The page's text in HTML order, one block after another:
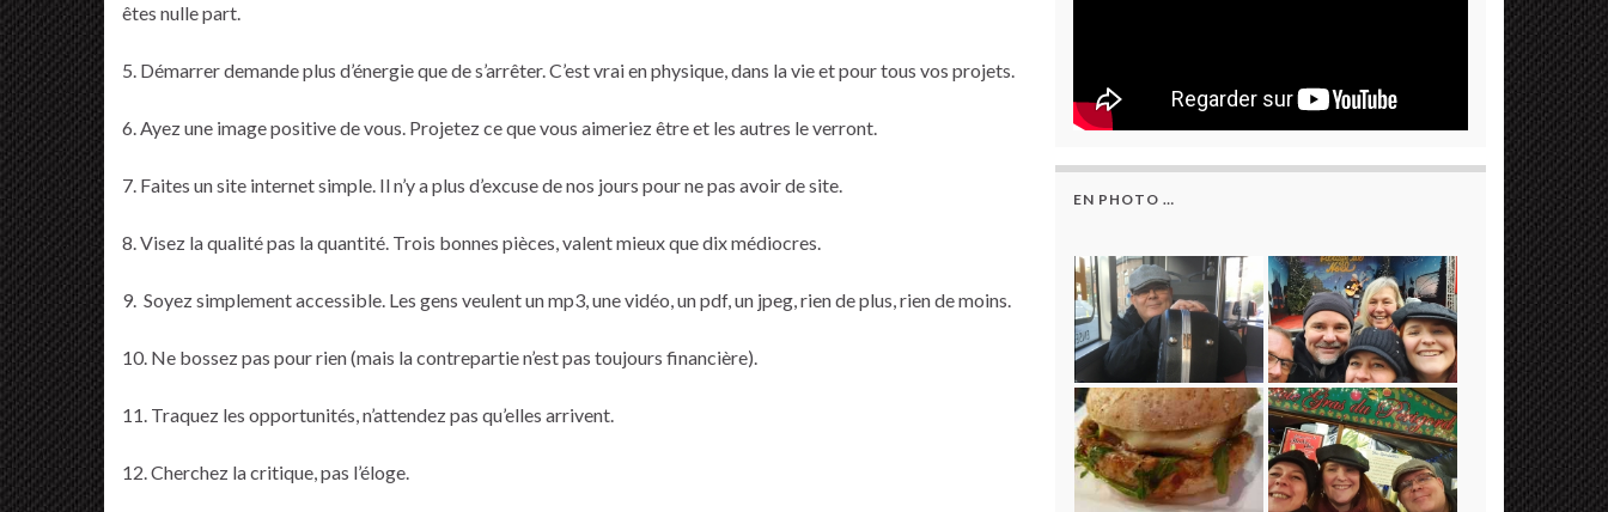
êtes nulle part.
5. Démarrer demande plus d’énergie que de s’arrêter. C’est vrai en physique, dans la vie et pour tous vos projets.
6. Ayez une image positive de vous. Projetez ce que vous aimeriez être et les autres le verront.
7. Faites un site internet simple. Il n’y a plus d’excuse de nos jours pour ne pas avoir de site.
8. Visez la qualité pas la quantité. Trois bonnes pièces, valent mieux que dix médiocres.
9. Soyez simplement accessible. Les gens veulent un mp3, une vidéo, un pdf, un jpeg, rien de plus, rien de moins.
10. Ne bossez pas pour rien (mais la contrepartie n’est pas toujours financière).
11. Traquez les opportunités, n’attendez pas qu’elles arrivent.
12. Cherchez la critique, pas l’éloge.
EN PHOTO …